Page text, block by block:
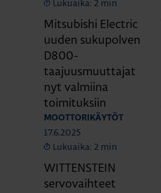
Lukuaika: 2 min
Mitsubishi Electric
uuden sukupolven
D800-
taajuusmuuttajat
nyt valmiina
toimituksiin
MOOTTORIKÄYTÖT
17.6.2025
Lukuaika: 2 min
WITTENSTEIN
servovaihteet